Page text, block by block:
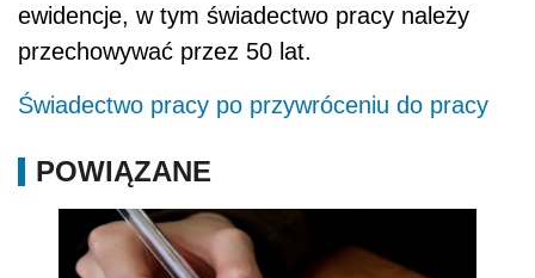
ewidencje, w tym świadectwo pracy należy
przechowywać przez 50 lat.
Świadectwo pracy po przywróceniu do pracy
POWIĄZANE